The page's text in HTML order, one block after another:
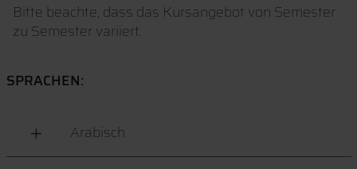
Bitte beachte, dass das Kursangebot von Semester
zu Semester variiert.
SPRACHEN:
Arabisch